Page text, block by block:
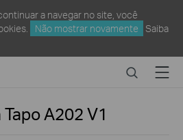
a navegar no site, você
Não mostrar novamente
Saiba
SearchMenu
Tapo A202V1